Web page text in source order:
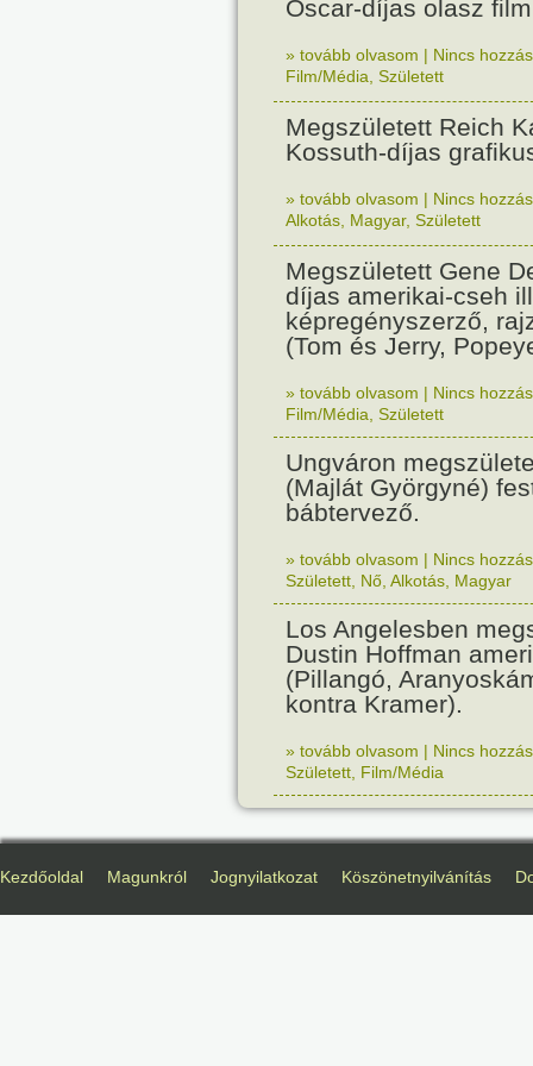
Oscar-díjas olasz
» tovább olvasom | Nincs
Film/Média Született
Megszületett Reich
Kossuth-díjas
» tovább olvasom | Nincs
Alkotás Magyar, Született
Megszületett Gene
díjas amerikai-cseh
képregényszerző,
(Tom és Jerry,
» tovább olvasom | Nincs
Film/Média Született
Ungváron
(Majlát Györgyné)
bábtervező.
» tovább olvasom | Nincs
Született Nő Alkotás Magyar
Los Angelesben
Dustin Hoffman
(Pillangó,
kontra Kramer).
» tovább olvasom | Nincs
Született Film/Média
Kezdőoldal Magunkról Jognyilatkozat Köszönetnyilvánítás